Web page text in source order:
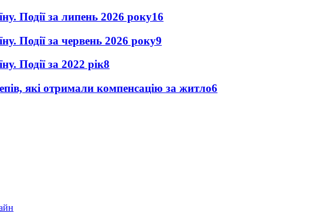
Події за липень 2026 року16
Події за червень 2026 року9
Події за 2022 рік8
які отримали компенсацію за житло6